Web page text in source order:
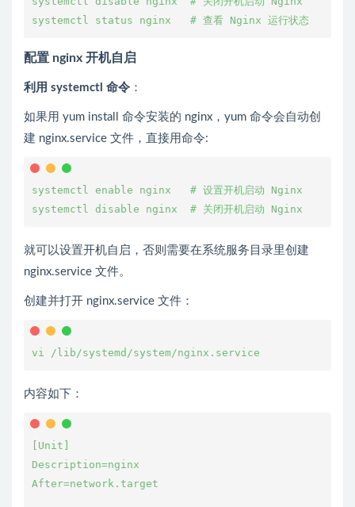
systemctl status nginx   # 查看 Nginx 运行状态
配置 nginx 开机自启
利用 systemctl 命令 ：
如果用 yum install 命令安装的 nginx，yum 命令会自动创
建 nginx.service 文件，直接用命令:
systemctl enable nginx   # 设置开机启动 Nginx
systemctl disable nginx  # 关闭开机启动 Nginx
就可以设置开机自启，否则需要在系统服务目录里创建
nginx.service 文件。
创建并打开 nginx.service 文件：
vi /lib/systemd/system/nginx.service
内容如下：
[Unit]
Description=nginx
After=network.target